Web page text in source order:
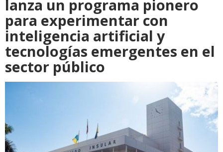
lanza un programa pionero
para experimentar con
inteligencia artificial y
tecnologías emergentes en el
sector público